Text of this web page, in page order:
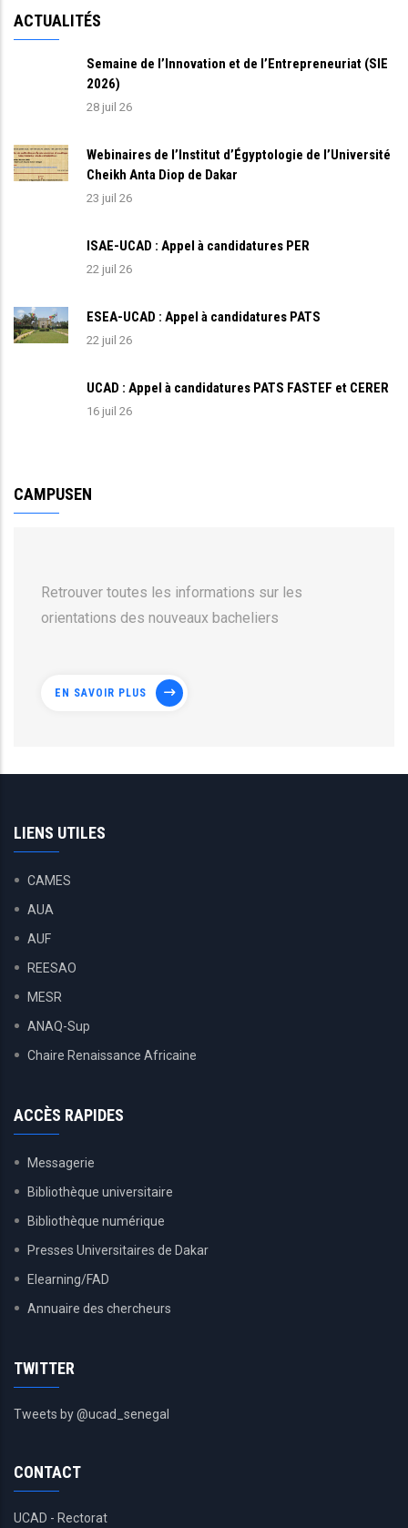
ACTUALITÉS
Semaine de l’Innovation et de l’Entrepreneuriat (SIE
2026)
28 juil 26
Webinaires de l’Institut d’Égyptologie de l’Université
Cheikh Anta Diop de Dakar
23 juil 26
ISAE-UCAD : Appel à candidatures PER
22 juil 26
ESEA-UCAD : Appel à candidatures PATS
22 juil 26
UCAD : Appel à candidatures PATS FASTEF et CERER
16 juil 26
CAMPUSEN
Retrouver toutes les informations sur les
orientations des nouveaux bacheliers
EN SAVOIR PLUS
LIENS UTILES
CAMES
AUA
AUF
REESAO
MESR
ANAQ-Sup
Chaire Renaissance Africaine
ACCÈS RAPIDES
Messagerie
Bibliothèque universitaire
Bibliothèque numérique
Presses Universitaires de Dakar
Elearning/FAD
Annuaire des chercheurs
TWITTER
Tweets by @ucad_senegal
CONTACT
UCAD - Rectorat